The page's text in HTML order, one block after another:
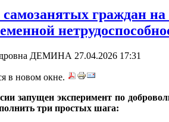
граждан
ДЕМИНА 27.04.2026 17:31
запущен эксперимент по
три простых шага: